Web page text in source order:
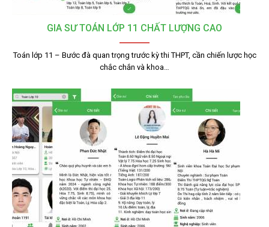
GIA SƯ TOÁN LỚP 11 CHẤT LƯỢNG CAO
Toán lớp 11 – Bước đà quan trọng trước kỳ thi THPT, cần chiến lược học
chắc chắn và khoa…